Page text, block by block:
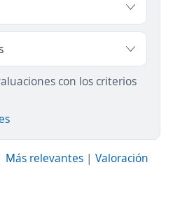
con los criterios
Más relevantes | Valoración